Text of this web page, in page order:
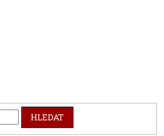
HLEDAT